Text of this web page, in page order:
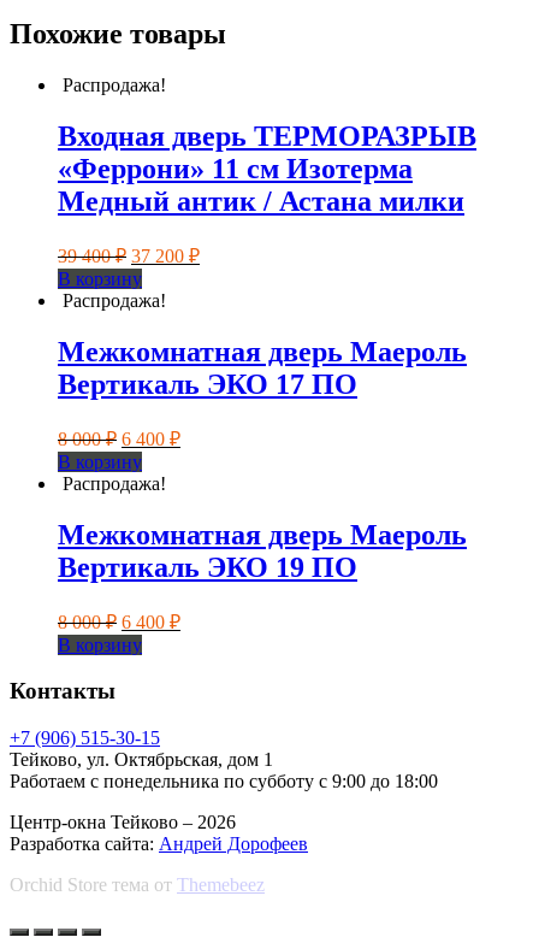
Похожие товары
Распродажа!
Входная дверь ТЕРМОРАЗРЫВ
«Феррони» 11 см Изотерма
Медный антик / Астана милки
39 400₽ Первоначальная
цена
составляла
37 200 ₽Текущая
В корзину
Распродажа!
Межкомнатная дверь Маероль
Вертикаль ЭКО 17 ПО
8 000₽ Первоначальная
цена
составляла
8
6 400 ₽Текущая
В корзину
Распродажа!
Межкомнатная дверь Маероль
Вертикаль ЭКО 19 ПО
8 000₽ Первоначальная
цена
составляла
6 400 ₽Текущая
В корзину
Контакты
+7 (906) 515-30-15
Тейково, ул. Октябрьская, дом 1
Работаем с понедельника по субботу с 9:00 до 18:00
Центр-окна Тейково – 2026
Разработка сайта: Андрей Дорофеев
Orchid Store тема от Themebeez